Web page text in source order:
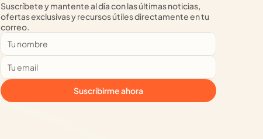
Suscríbete y mantente al día con las últimas noticias,
ofertas exclusivas y recursos útiles directamente en tu
correo.
Suscribirme ahora